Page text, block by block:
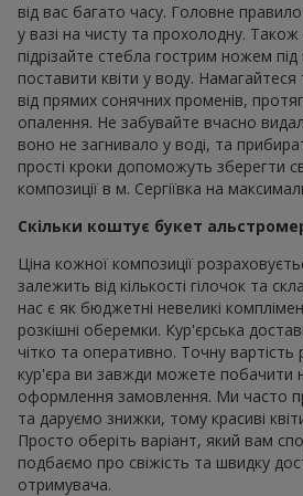
від вас багато часу. Головне
у вазі на чисту та прохолодну.
підрізайте стебла гострим ножем
поставити квіти у воду.
від прямих сонячних променів,
опалення. Не забувайте вчасно
воно не загнивало у воді, та
прості кроки допоможуть зберегти
композиції в м. Сергіївка на
Скільки коштує букет
Ціна кожної композиції
залежить від кількості гілочок та
нас є як бюджетні невеликі
розкішні оберемки. Кур'єрська
чітко та оперативно. Точну вартість
кур'єра ви завжди можете побачити
оформлення замовлення. Ми часто
та даруємо знижки, тому красиві
Просто оберіть варіант, який вам
подбаємо про свіжість та швидку
отримувача.